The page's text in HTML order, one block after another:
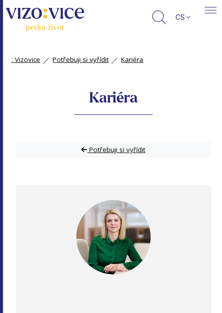
CS
: Vizovice Potřebuji si vyřídit Kariéra
Kariéra
Potřebuji si vyřídit